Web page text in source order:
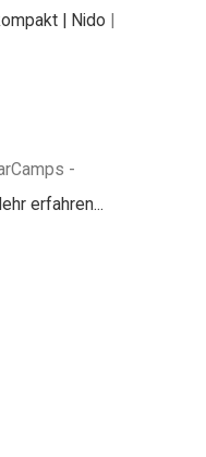
| Nido |
-
erfahren...